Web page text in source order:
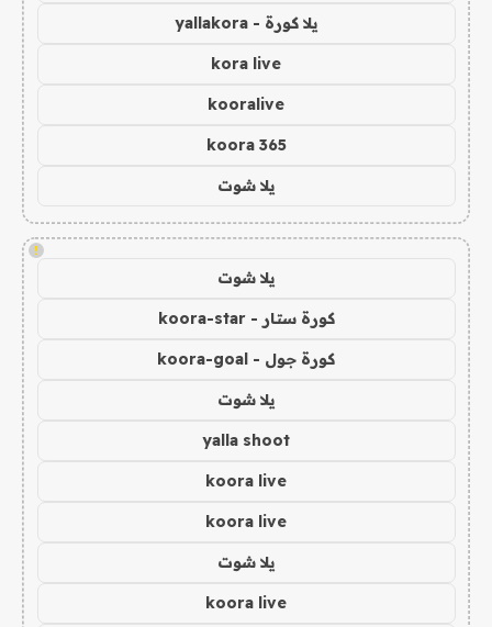
يلا كورة - yallakora
kora live
kooralive
koora 365
يلا شوت
!
يلا شوت
كورة ستار - koora-star
كورة جول - koora-goal
يلا شوت
yalla shoot
koora live
koora live
يلا شوت
koora live